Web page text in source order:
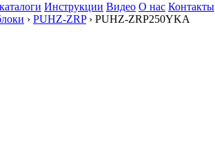
Инструкции Видео О нас Контакты
› PUHZ-ZRP› PUHZ-ZRP250YKA